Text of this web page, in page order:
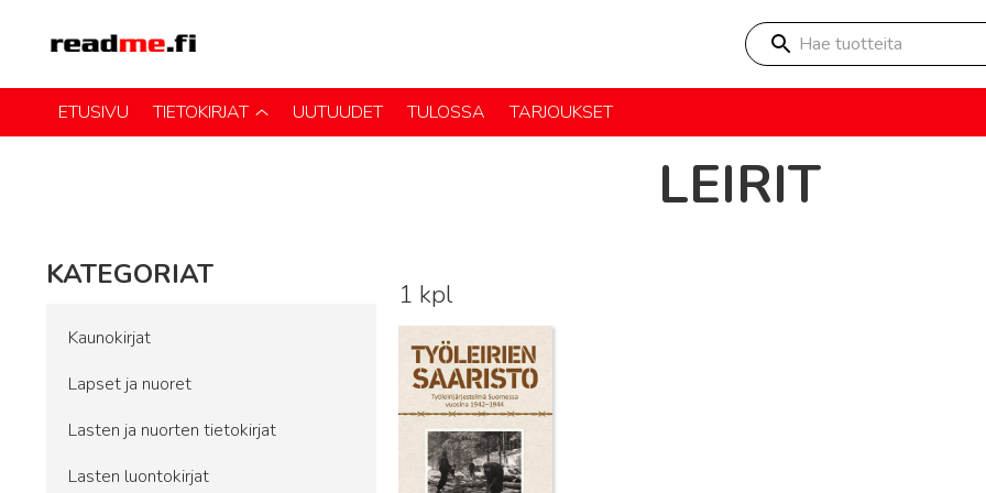
Hae tuotteita
ETUSIVU TIETOKIRJAT UUTUUDET TULOSSA TARJOUKSET
LEIRIT
KATEGORIAT
Kaunokirjat
Lapset ja nuoret
Lasten ja nuorten tietokirjat
Lasten luontokirjat
1 kpl
Lue lisää